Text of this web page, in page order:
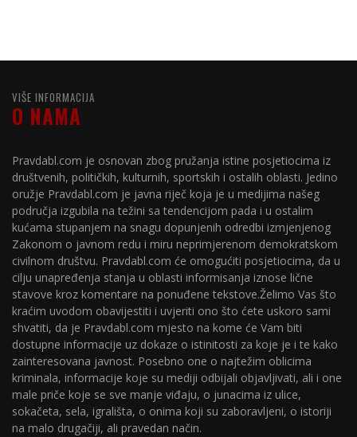
VIŠE INFORMACIJA
O NAMA
Pravdabl.com je osnovan zbog pružanja istine posjetiocima iz
društvenih, političkih, kulturnih, sportskih i ostalih oblasti. Jedino
oružje Pravdabl.com je javna riječ koja je u medijima našeg
područja izgubila na težini sa tendencijom pada i u ostalim
kućama stupanjem na snagu dopunjenih odredbi izmjenjenog
Zakonom o javnom redu i miru neprimjerenom demokratskom
civilnom društvu. Pravdabl.com će omogućiti posjetiocima, da u
cilju unapređenja stanja u oblasti informisanja iznose lične
stavove kroz komentare na ponuđene tekstove.Želimo Vas što
kraćim uvodom obavijestiti i uvjeriti ono što ćete uskoro sami
shvatiti, da je Pravdabl.com mjesto na kome će Vam biti
dostupne informacije uz dokaze o istinitosti za koje je i te kako
zainteresovana javnost. Posebno one o najtežim oblicima
kriminala, informacije koje su mediji odbijali objavljivati, ali i one
male priče koje se sve manje viđaju, o junacima iz ulice,
sokačeta, sela, igrališta, o onima koji su zaboravljeni, o istoriji
na malo drugačiji, ali pravedan način.